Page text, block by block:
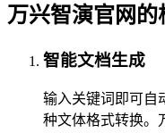
万兴智演官网的
智能文档生成
输入关键词即可自
种文体格式转换。